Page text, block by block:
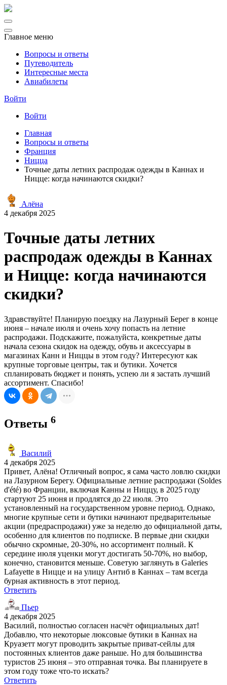
Главное меню
Вопросы и ответы
Путеводитель
Интересные места
Авиабилеты
Войти
Войти
Главная
Вопросы и ответы
Франция
Ницца
Точные даты летних распродаж одежды в Каннах и
Ницце: когда начинаются скидки?
Алёна
4 декабря 2025
Точные даты летних
распродаж одежды в Каннах
и Ницце: когда начинаются
скидки?
Здравствуйте! Планирую поездку на Лазурный Берег в конце
июня – начале июля и очень хочу попасть на летние
распродажи. Подскажите, пожалуйста, конкретные даты
начала сезона скидок на одежду, обувь и аксессуары в
магазинах Канн и Ниццы в этом году? Интересуют как
крупные торговые центры, так и бутики. Хочется
спланировать бюджет и понять, успею ли я застать лучший
ассортимент. Спасибо!
Ответы 6
Василий
4 декабря 2025
Привет, Алёна! Отличный вопрос, я сама часто ловлю скидки
на Лазурном Берегу. Официальные летние распродажи (Soldes
d'été) во Франции, включая Канны и Ниццу, в 2025 году
стартуют 25 июня и продлятся до 22 июля. Это
установленный на государственном уровне период. Однако,
многие крупные сети и бутики начинают предварительные
акции (предраспродажи) уже за неделю до официальной даты,
особенно для клиентов по подписке. В первые дни скидки
обычно скромные, 20-30%, но ассортимент полный. К
середине июля уценки могут достигать 50-70%, но выбор,
конечно, становится меньше. Советую заглянуть в Galeries
Lafayette в Ницце и на улицу Антиб в Каннах – там всегда
бурная активность в этот период.
Ответить
Пьер
4 декабря 2025
Василий, полностью согласен насчёт официальных дат!
Добавлю, что некоторые люксовые бутики в Каннах на
Круазетт могут проводить закрытые приват-сейлы для
постоянных клиентов даже раньше. Но для большинства
туристов 25 июня – это отправная точка. Вы планируете в
этом году тоже что-то искать?
Ответить